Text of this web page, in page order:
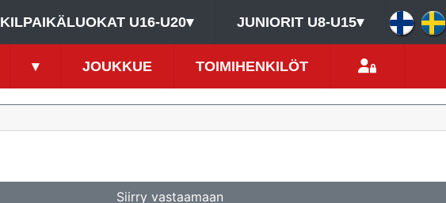
KILPAIKÄLUOKAT U16-U20▾ JUNIORIT U8-U15▾
▾ JOUKKUE TOIMIHENKILÖT